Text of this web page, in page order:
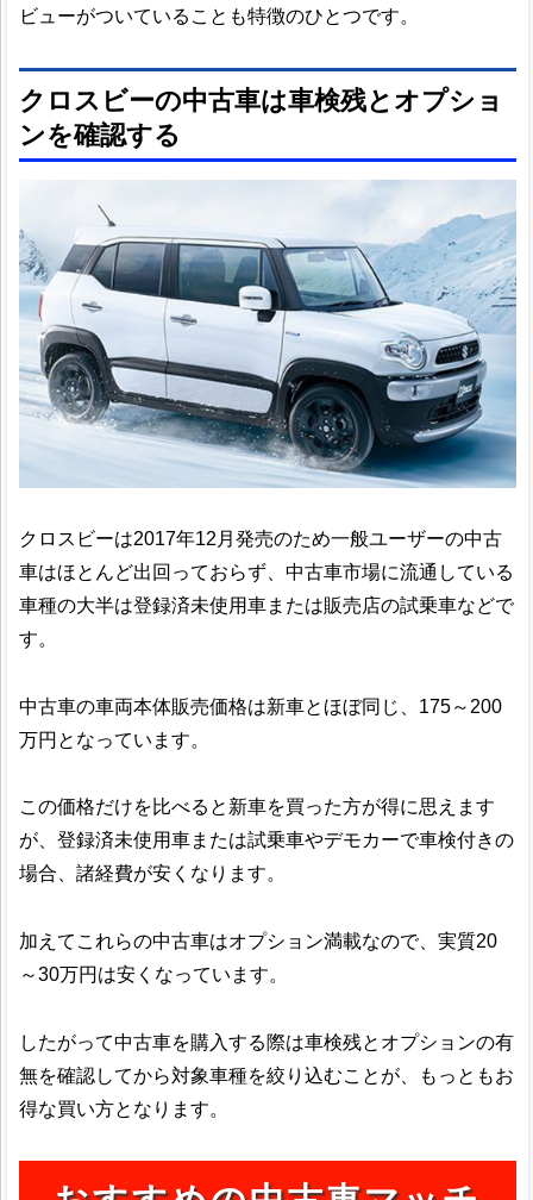
ビューがついていることも特徴のひとつです。
クロスビーの中古車は車検残とオプショ
ンを確認する
クロスビーは2017年12月発売のため一般ユーザーの中古
車はほとんど出回っておらず、中古車市場に流通している
車種の大半は登録済未使用車または販売店の試乗車などで
す。
中古車の車両本体販売価格は新車とほぼ同じ、175～200
万円となっています。
この価格だけを比べると新車を買った方が得に思えます
が、登録済未使用車または試乗車やデモカーで車検付きの
場合、諸経費が安くなります。
加えてこれらの中古車はオプション満載なので、実質20
～30万円は安くなっています。
したがって中古車を購入する際は車検残とオプションの有
無を確認してから対象車種を絞り込むことが、もっともお
得な買い方となります。